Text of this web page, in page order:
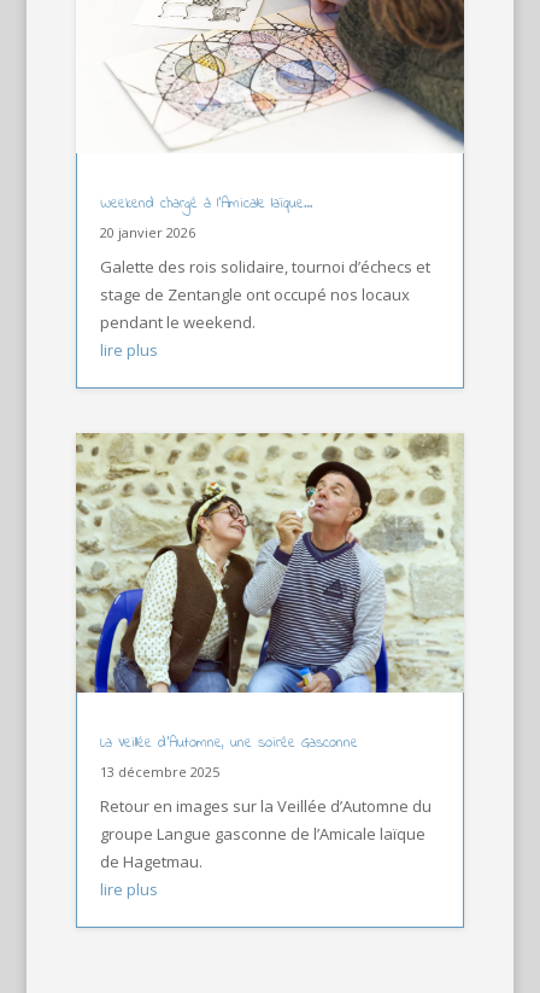
Weekend chargé à l’Amicale laïque…
20 janvier 2026
Galette des rois solidaire, tournoi d’échecs et
stage de Zentangle ont occupé nos locaux
pendant le weekend.
lire plus
La Veillée d’Automne, une soirée Gasconne
13 décembre 2025
Retour en images sur la Veillée d’Automne du
groupe Langue gasconne de l’Amicale laïque
de Hagetmau.
lire plus